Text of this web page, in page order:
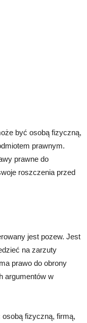
być osobą fizyczną,
prawnym.
prawne do
roszczenia przed
jest pozew. Jest
na zarzuty
prawo do obrony
argumentów w
fizyczną, firmą,